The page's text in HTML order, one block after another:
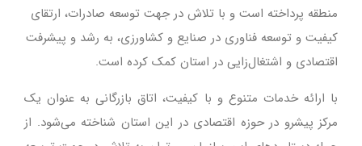
منطقه پرداخته است و با تلاش در جهت توسعه صادرات، ارتقای
کیفیت و توسعه فناوری در صنایع و کشاورزی، به رشد و پیشرفت
اقتصادی و اشتغال‌زایی در استان کمک کرده است.
با ارائه خدمات متنوع و با کیفیت، اتاق بازرگانی به عنوان یک
مرکز پیشرو در حوزه اقتصادی در این استان شناخته می‌شود. از